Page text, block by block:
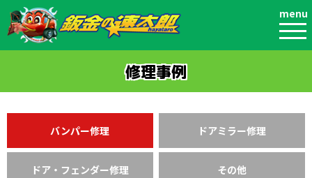
menu
修理事例
バンパー修理 ドアミラー修理
ドア・フェンダー修理 その他